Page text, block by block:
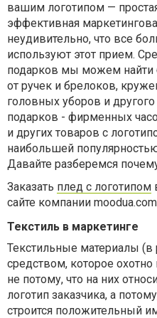
вашим логотипом —
эффективная
неудивительно, что все
используют этот прием.
подарков мы можем найти
от ручек и брелоков,
головных уборов и
подарков - фирменных
и других товаров с
наибольшей
Давайте разберемся
Заказать плед с логотипом
сайте компании
Текстиль в маркетинге
Текстильные материалы (в
средством, которое охотно
не потому, что на них
логотип заказчика, а
строится положительный